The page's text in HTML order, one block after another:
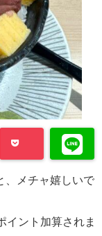
、メチャ嬉しいで
イント加算されま